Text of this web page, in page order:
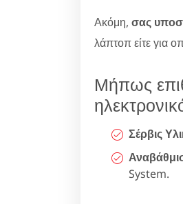
Ακόμη, σας
λάπτοπ είτε για
Μήπως
Σέρβις
System.